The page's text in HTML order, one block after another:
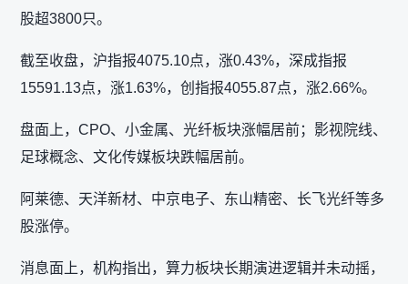
股超3800只。
截至收盘，沪指报4075.10点，涨0.43%，深成指报
15591.13点，涨1.63%，创指报4055.87点，涨2.66%。
盘面上，CPO、小金属、光纤板块涨幅居前；影视院线、
足球概念、文化传媒板块跌幅居前。
阿莱德、天洋新材、中京电子、东山精密、长飞光纤等多
股涨停。
消息面上，机构指出，算力板块长期演进逻辑并未动摇，